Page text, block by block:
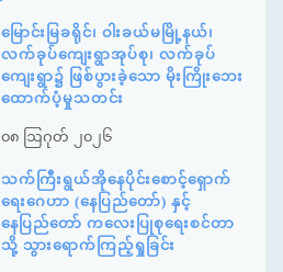
မြောင်းမြခရိုင်၊ ဝါးခယ်မမြို့နယ်၊
လက်ခုပ်ကျေးရွာအုပ်စု၊ လက်ခုပ်
ကျေးရွာ၌ ဖြစ်ပွားခဲ့သော မိုးကြိုးဘေး
ထောက်ပံ့မှုသတင်း
၀၈ ဩဂုတ် ၂၀၂၆
သက်ကြီးရွယ်အိုနေပိုင်းစောင့်ရှောက်
ရေးဂေဟာ (နေပြည်တော်) နှင့်
နေပြည်တော် ကလေးပြုစုရေးစင်တာ
သို့ သွားရောက်ကြည့်ရှုခြင်း